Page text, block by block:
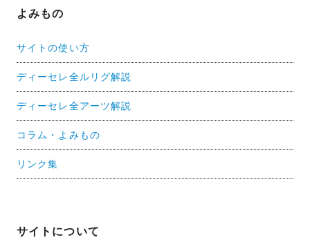
よみもの
サイトの使い方
ディーセレ全ルリグ解説
ディーセレ全アーツ解説
コラム・よみもの
リンク集
サイトについて